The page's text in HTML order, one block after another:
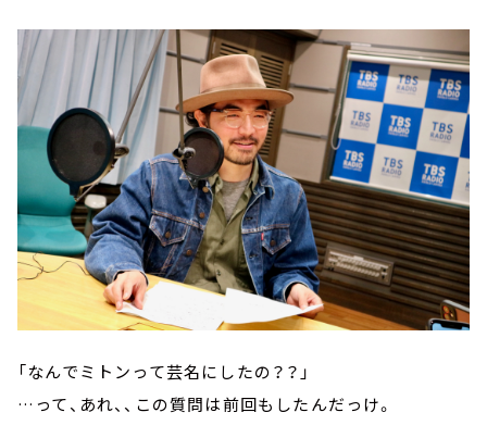
「なんでミトンって芸名にしたの？？」
…って、あれ、、この質問は前回もしたんだっけ。